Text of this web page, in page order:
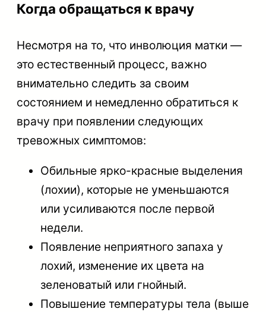
Когда обращаться к врачу
Несмотря на то, что инволюция матки —
это естественный процесс, важно
внимательно следить за своим
состоянием и немедленно обратиться к
врачу при появлении следующих
тревожных симптомов:
Обильные ярко-красные выделения
(лохии), которые не уменьшаются
или усиливаются после первой
недели.
Появление неприятного запаха у
лохий, изменение их цвета на
зеленоватый или гнойный.
Повышение температуры тела (выше